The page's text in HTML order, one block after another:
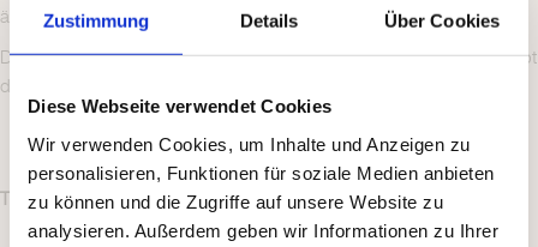
Zustimmung Details Über Cookies
Diese Webseite verwendet Cookies
Wir verwenden Cookies, um Inhalte und Anzeigen zu
personalisieren, Funktionen für soziale Medien anbieten
zu können und die Zugriffe auf unsere Website zu
analysieren. Außerdem geben wir Informationen zu Ihrer
äußerst pflegeleicht und witterungsbeständig.
Dadurch eignet er sich perfekt für deinen Einsatz im Freien und bleibt
dir über viele Jagdsaisons hinweg erhalten.
TECHNISCHE DATEN